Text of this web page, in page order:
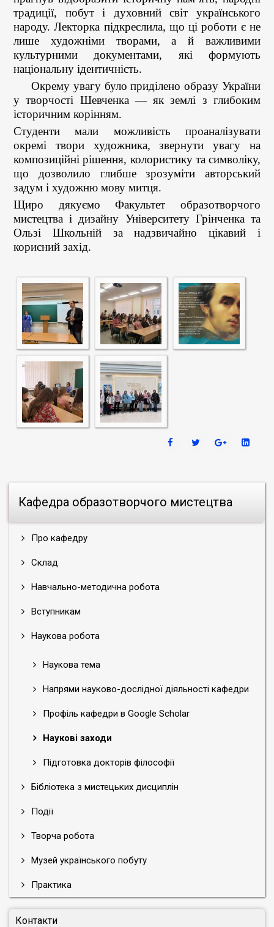
Кафедра образотворчого мистецтва
Про кафедру
Склад
Навчально-методична робота
Вступникам
Наукова робота
Наукова тема
Напрями науково-дослідної діяльності кафедри
Профіль кафедри в Google Scholar
Наукові заходи
Підготовка докторів філософії
Бібліотека з мистецьких дисциплін
Події
Творча робота
Музей українського побуту
Практика
Контакти
традиції, побут і духовний світ українського
народу. Лекторка підкреслила, що ці роботи є не
лише художніми творами, а й важливими
культурними документами, які формують
національну ідентичність.
Окрему увагу було приділено образу України
у творчості Шевченка — як землі з глибоким
історичним корінням.
Студенти мали можливість проаналізувати
окремі твори художника, звернути увагу на
композиційні рішення, колористику та символіку,
що дозволило глибше зрозуміти авторський
задум і художню мову митця.
Щиро дякуємо Факультет образотворчого
мистецтва і дизайну Університету Грінченка та
Ользі Школьній за надзвичайно цікавий і
корисний захід.